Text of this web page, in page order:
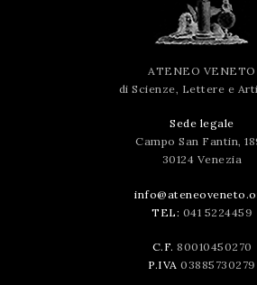
ATENEO VENETO
di Scienze, Lettere e
Sede legale
Campo San Fantin,
30124 Venezia
TEL: 041 5224459
C.F. 80010450270
P.IVA 03885730279